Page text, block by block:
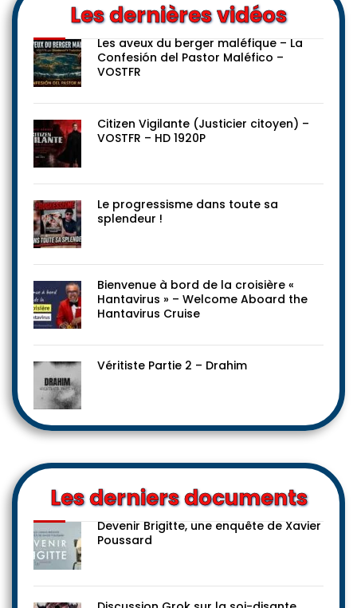
Les dernières vidéos
Les aveux du berger maléfique – La
Confesión del Pastor Maléfico –
VOSTFR
Citizen Vigilante (Justicier citoyen) –
VOSTFR – HD 1920P
Le progressisme dans toute sa
splendeur !
Bienvenue à bord de la croisière «
Hantavirus » – Welcome Aboard the
Hantavirus Cruise
Véritiste Partie 2 – Drahim
Les derniers documents
Devenir Brigitte, une enquête de Xavier
Poussard